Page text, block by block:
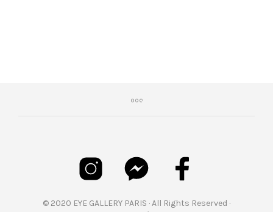
© 2020 EYE GALLERY PARIS · All Rights Reserved ·